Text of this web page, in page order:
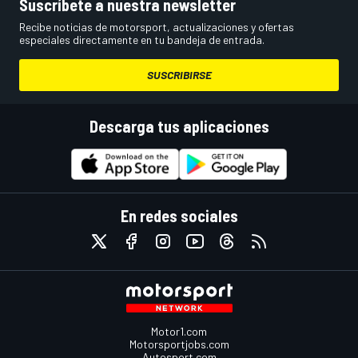
Suscríbete a nuestra newsletter
Recibe noticias de motorsport, actualizaciones y ofertas
especiales directamente en tu bandeja de entrada.
SUSCRIBIRSE
Descarga tus aplicaciones
En redes sociales
Motor1.com
Motorsportjobs.com